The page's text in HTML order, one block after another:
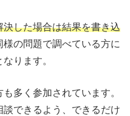
決した場合は結果を書き込
様の問題で調べている方に
ります。
多く参加されています。
できるよう、できるだけ